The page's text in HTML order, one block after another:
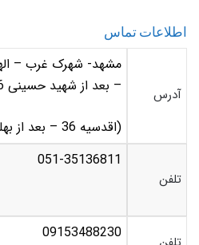
اطلاعات تماس
آدرس
– بعد از شهید حسینی 6
(اقدسیه 36 – بعد از بهلولی یک )
تلفن
051-35136811
09153488230